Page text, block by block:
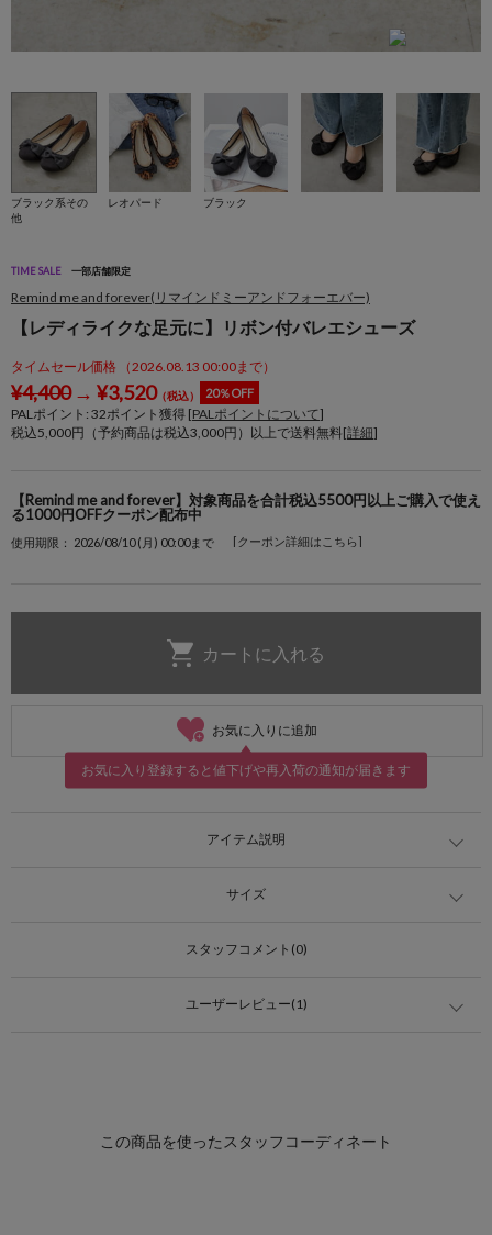
ブラック系その
他
レオパード ブラック
TIME SALE 一部店舗限定
Remind me and forever(リマインドミーアンドフォーエバー)
【レディライクな足元に】リボン付バレエシューズ
タイムセール価格 （2026.08.13 00:00まで）
¥4,400→ ¥3,520（税込） 20％OFF
PALポイント: 32ポイント獲得 [PALポイントについて]
税込5,000円（予約商品は税込3,000円）以上で送料無料[詳細]
【Remind me and forever】対象商品を合計税込5500円以上ご購入で使え
る1000円OFFクーポン配布中
使用期限： 2026/08/10 (月) 00:00まで [クーポン詳細はこちら]
お気に入りに追加
お気に入り登録すると値下げや再入荷の通知が届きます
アイテム説明
サイズ
スタッフコメント(0)
ユーザーレビュー(1)